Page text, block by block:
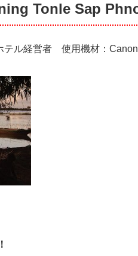
Tonle Sap
ル経営者 使用機材：Canon